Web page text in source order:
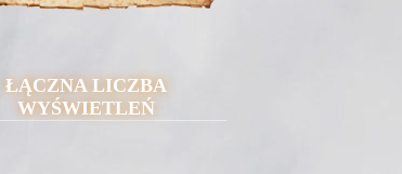
ŁĄCZNA LICZBA
WYŚWIETLEŃ